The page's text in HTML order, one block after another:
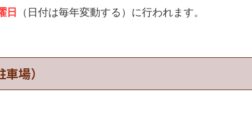
日 （日付は毎年変動する）に行われます。
場）